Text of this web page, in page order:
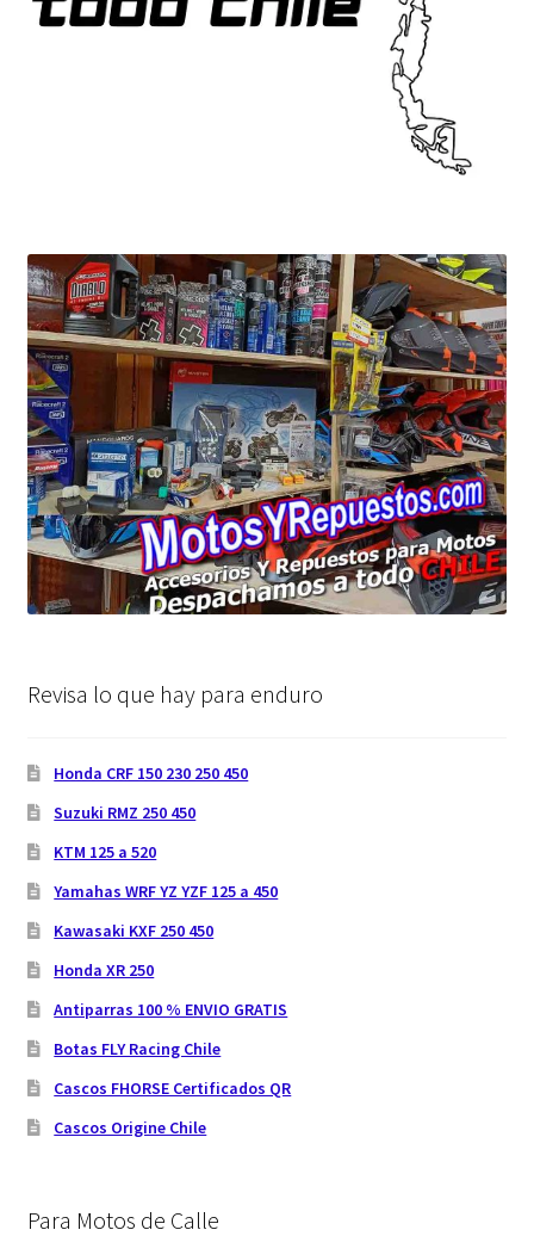
Revisa lo que hay para enduro
Honda CRF 150 230 250 450
Suzuki RMZ 250 450
KTM 125 a 520
Yamahas WRF YZ YZF 125 a 450
Kawasaki KXF 250 450
Honda XR 250
Antiparras 100 % ENVIO GRATIS
Botas FLY Racing Chile
Cascos FHORSE Certificados QR
Cascos Origine Chile
Para Motos de Calle